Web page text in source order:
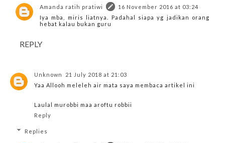
Amanda ratih pratiwi
16 November 2016 at 03:24
Iya mba, miris liatnya. Padahal siapa yg jadikan orang
hebat kalau bukan guru
REPLY
Unknown
21 July 2018 at 21:03
Yaa Allooh meleleh air mata saya membaca artikel ini
Laulal murobbi maa aroftu robbii
Reply
Replies